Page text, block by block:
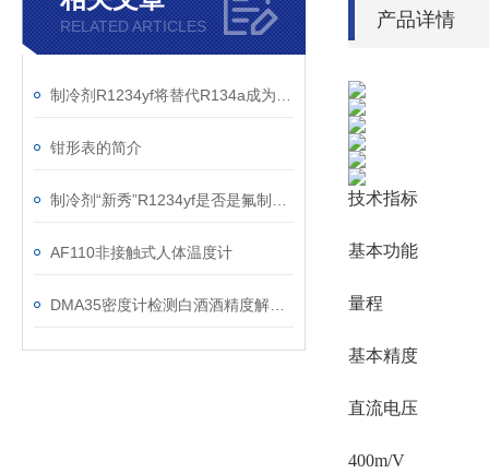
RELATED ARTICLES
钳形表的简介
AF110非接触式人体温度计
产品详情
技术指标
基本功能
量程
基本精度
直流电压
400m/V